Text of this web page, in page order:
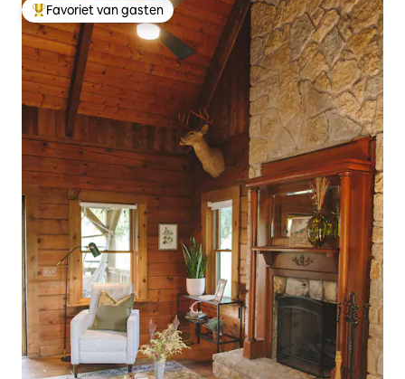
Topfavoriet van gasten
Favoriet van gasten